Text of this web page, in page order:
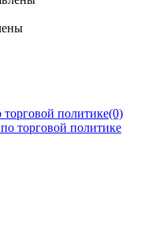
политике(0)